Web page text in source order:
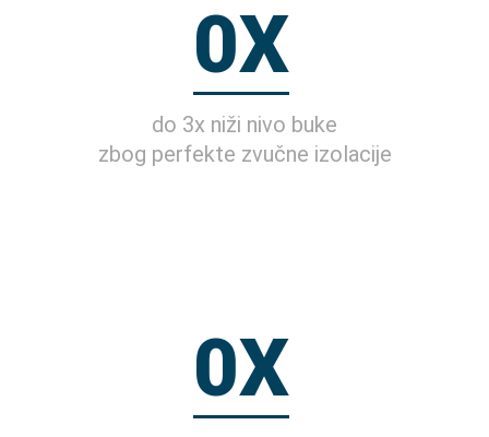
0X
do 3x niži nivo buke
zbog perfekte zvučne izolacije
0X